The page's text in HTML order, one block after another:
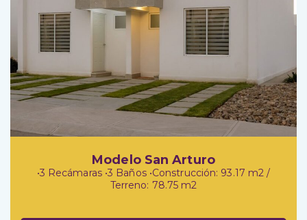
Modelo San Arturo
•3 Recámaras •3 Baños •Construcción: 93.17 m2 /
Terreno: 78.75 m2